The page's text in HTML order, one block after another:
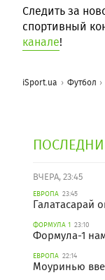
Следить за
спортивный
канале!
iSport.ua Футбол
ВЧЕРА, 23:45
ЕВРОПА 23:45
Галатасарай
ФОРМУЛА 1 23:10
Формула-1
ЕВРОПА 22:14
Моуринью